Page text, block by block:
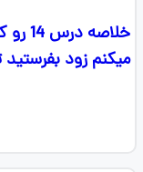
میکنم زود بفرستید تا 8 باید ارسال کنم